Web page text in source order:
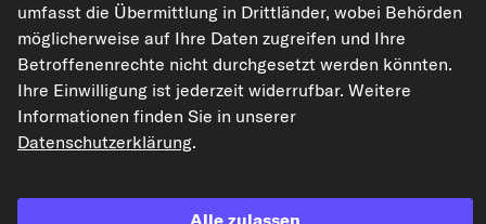
Einbauanl
eitung
Sofort lieferbar
Die angegebene Montagezeit bezieht sich nur
auf den Artikel, nicht auf zusätzliche Arbeiten
wie Entfernen und Ausschneiden der
Stoßstange. Da diese Ausstattungsabhängig
variieren können.
Passgenauigkeit prüfen
Fahrzeug auswählen
umfasst die Übermittlung in Drittländer, wobei Behörden
möglicherweise auf Ihre Daten zugreifen und Ihre
Betroffenenrechte nicht durchgesetzt werden könnten.
Ihre Einwilligung ist jederzeit widerrufbar. Weitere
Informationen finden Sie in unserer
Datenschutzerklärung.
Alle zulassen